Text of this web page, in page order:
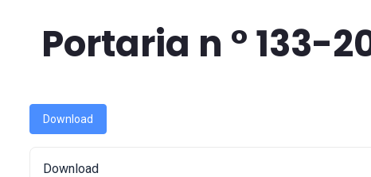
Portaria n ° 133-
Download
Download